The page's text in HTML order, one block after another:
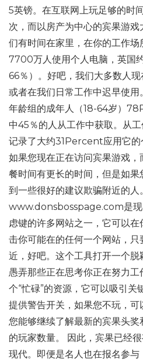
5英镑。在互联网上玩足够的时
次，而以房产为中心的宾果游
们有时间在家里，在你的工作
7700万人使用个人电脑，英国
66％）。好吧，我们大多数人现
或者在我们日常工作中迟早使
年龄组的成年人（18-64岁）
中45％的人从工作中获取。从
记录了大约31Percent应用它的
如果您现在正在访问宾果游戏
餐时间有更长的时间，但是如
到一些很好的建议欺骗附近的人。
www.donsbosspage.com是现
虑键的许多网站之一，它可以
击你可能在的任何一个网站，
近，好吧。这个工具打开一个脱
愚弄那些正在思考你正在努力
个“忙碌”的资源，它可以吸引
提供警告开关，如果您不玩，
您能够继续了解最新的宾果头
的玩家数量。 因此，宾果已经
现代。即便是名人也在报名参